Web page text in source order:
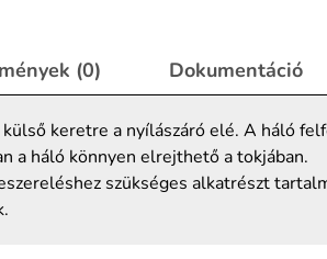
(0) Dokumentáció
keretre a nyílászáró elé. A háló
a háló könnyen elrejthető a tokjában.
szükséges alkatrészt